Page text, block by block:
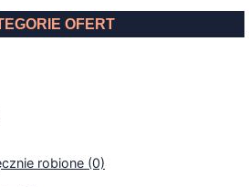
OFERT
robione (0)